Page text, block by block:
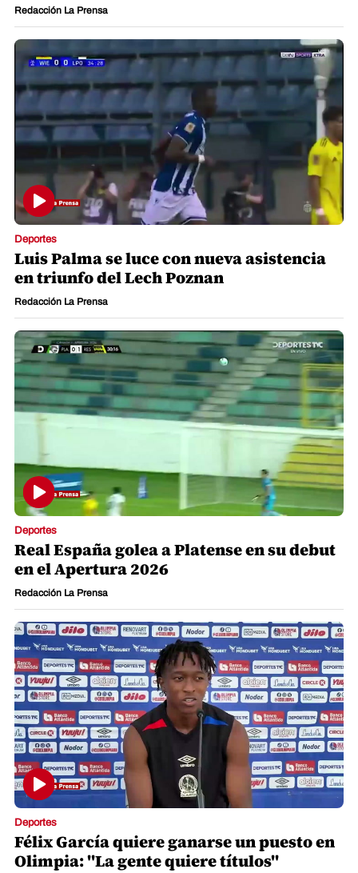
Redacción La Prensa
Deportes
Luis Palma se luce con nueva asistencia
en triunfo del Lech Poznan
Redacción La Prensa
Deportes
Real España golea a Platense en su debut
en el Apertura 2026
Redacción La Prensa
Deportes
Félix García quiere ganarse un puesto en
Olimpia: "La gente quiere títulos"